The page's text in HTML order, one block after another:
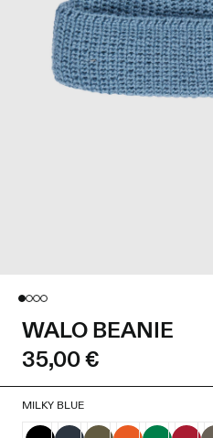
WALO BEANIE
35,00 €
MILKY BLUE